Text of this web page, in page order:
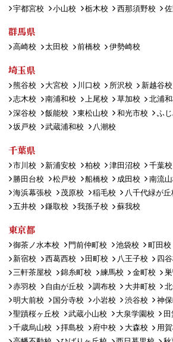
宇都宮校 小山校 栃木校 西那須野校
群馬県
高崎校 太田校 前橋校 伊勢崎校
埼玉県
熊谷校 大宮校 川口校 所沢校 新越谷校
志木校
南浦和校 上尾校 草加校 北浦
深谷校
飯能校 東松山校 和光市校 ふ
坂戸校
武蔵浦和校 八潮校
千葉県
市川校 新浦安校 柏校 津田沼校 千葉校
勝田台校
松戸校 船橋校 成田校 南流
海浜幕張校
茂原校 稲毛校 八千代緑が丘
五井校
鎌取校 我孫子校 蘇我校
東京都
御茶ノ水本校 門前仲町校 池袋校 町田校
新宿校
西葛西校 田町校 八王子校 四
三軒茶屋校
錦糸町校 練馬校 金町校
赤羽校
自由が丘校 調布校 大井町校
明大前校
国分寺校 小岩校 渋谷校 神
聖蹟桜ヶ丘校
武蔵小山校 大泉学園校
千歳烏山校
拝島校 府中校 大森校 用